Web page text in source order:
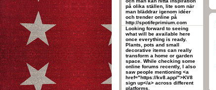
på olika ställen, lite som när
man bläddrar igenom idéer
och trender online på
http://spotifeprimium.com
Looking forward to seeing
what will be available here
once everything is ready.
Plants, pots and small
decorative items can really
transform a home or garden
space. While checking some
online forums recently, I also
saw people mentioning <a
href="https://kv8.app/">KV8
sign up</a> across different
platforms.